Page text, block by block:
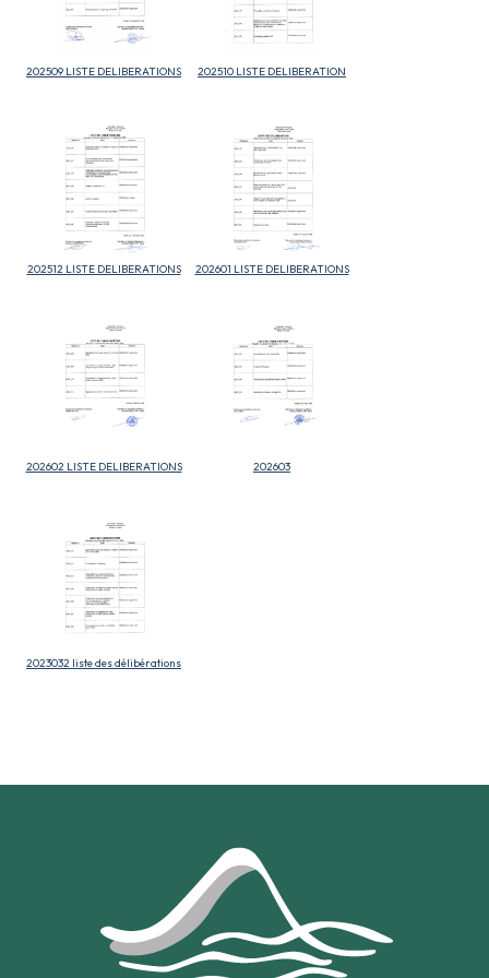
202509 LISTE DELIBERATIONS 202510 LISTE DELIBERATION
202512 LISTE DELIBERATIONS 202601 LISTE DELIBERATIONS
202602 LISTE DELIBERATIONS 202603
2023032 liste des délibérations